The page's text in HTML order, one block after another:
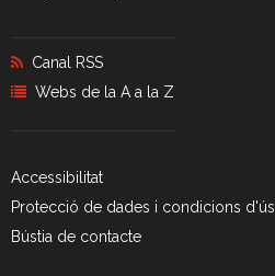
Canal RSS
Webs de la A a la Z
Accessibilitat
Protecció de dades i condicions d'ús
Bústia de contacte